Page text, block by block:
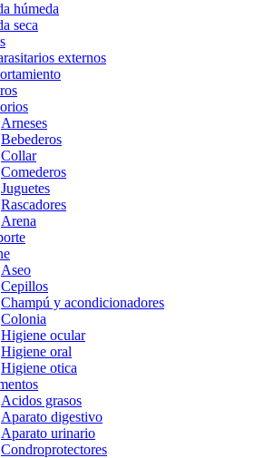
húmeda
seca
externos
Arneses
Bebederos
Collar
Comederos
Juguetes
Rascadores
Arena
Aseo
Cepillos
Champú y acondicionadores
Colonia
Higiene ocular
Higiene oral
Higiene otica
Acidos grasos
Aparato digestivo
Aparato urinario
Condroprotectores